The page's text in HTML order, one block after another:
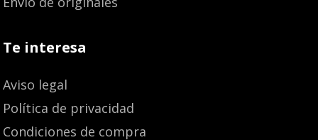
Te interesa
Aviso legal
Política de privacidad
Condiciones de compra